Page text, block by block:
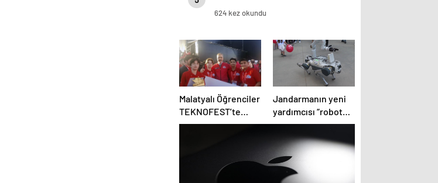
624 kez okundu
Malatyalı Öğrenciler
TEKNOFEST’te
Birinci Oldu
Jandarmanın yeni
yardımcısı “robot
köpek” envantere
girdi